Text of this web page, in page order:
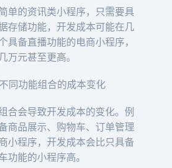
单的资讯类小程序，只需要具
存储功能，开发成本可能在几
具备直播功能的电商小程序，
万元甚至更高。
同功能组合的成本变化
合会导致开发成本的变化。例
商品展示、购物车、订单管理
小程序，开发成本会比只具备
功能的小程序高。